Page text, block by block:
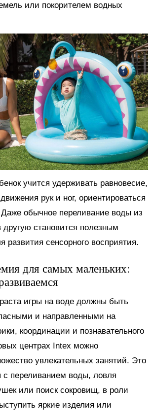
или покорителем водных
учится удерживать равновесие,
рук и ног, ориентироваться
Даже обычное переливание воды из
другую становится полезным
развития сенсорного восприятия.
для самых маленьких:
игры на воде должны быть
и направленными на
координации и познавательного
центрах Intex можно
увлекательных занятий. Это
с переливанием воды, ловля
или поиск сокровищ, в роли
яркие изделия или